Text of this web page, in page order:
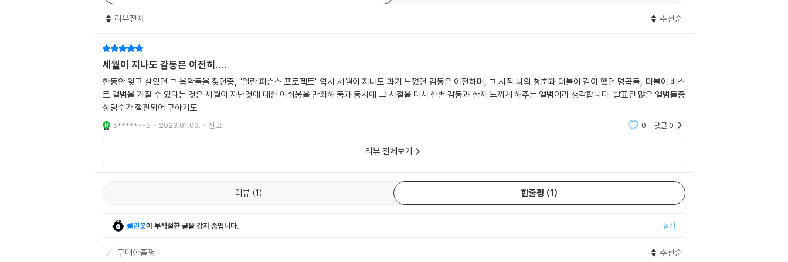
리뷰전체 추천순
세월이 지나도 감동은 여전히....
한동안 잊고 살았던 그 음악들을 찾던중, "알란 파슨스 프로젝트" 역시 세월이 지나도 과거 느꼈던 감동은 여전하며, 그 시절 나의 청춘과 더불어 같이 했던 명곡들, 더불어 베스
트 앨범을 가질 수 있다는 것은 세월이 지난것에 대한 아쉬움을 만회해 둠과 동시에 그 시절을 다시 한번 감동과 함께 느끼게 해주는 앨범이라 생각합니다. 발표된 많은 앨범들중
상당수가 절판되어 구하기도
s*******5 2023.01.09. 신고 0 댓글0
리뷰 전체보기
리뷰 1 한줄평 1
클린봇이 부적절한 글을 감지 중입니다. 설정
구매한줄평 추천순